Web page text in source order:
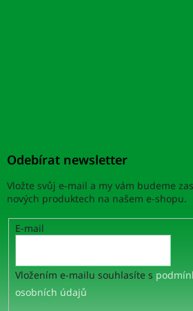
Odebírat newsletter
Vložte svůj e-mail a my vám budeme
nových produktech na našem e-shopu.
E-mail
Vložením e-mailu souhlasíte s
osobních údajů